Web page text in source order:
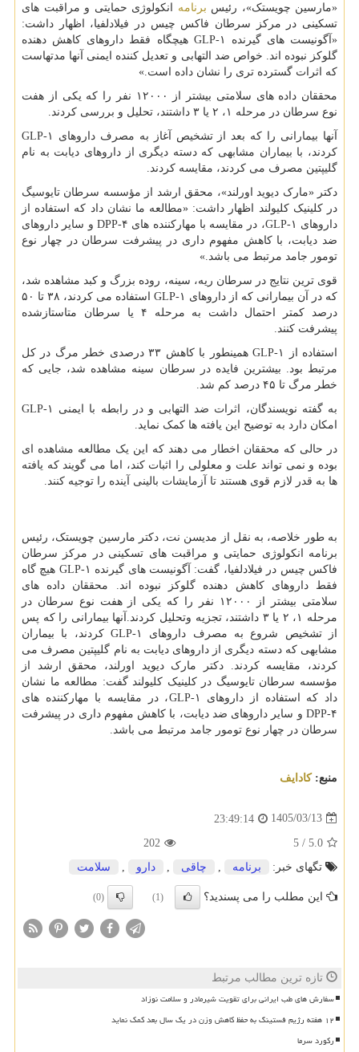
«مارسین چویستک»، رئیس برنامه انکولوژی حمایتی و مراقبت های
تسکینی در مرکز سرطان فاکس چیس در فیلادلفیا، اظهار داشت:
«آگونیست های گیرنده GLP-۱ هیچگاه فقط داروهای کاهش دهنده
گلوکز نبوده اند. خواص ضد التهابی و تعدیل کننده ایمنی آنها مدتهاست
که اثرات گسترده تری را نشان داده است.»
محققان داده های سلامتی بیشتر از ۱۲۰۰۰ نفر را که یکی از هفت
نوع سرطان در مرحله ۱، ۲ یا ۳ داشتند، تحلیل و بررسی کردند.
آنها بیمارانی را که بعد از تشخیص آغاز به مصرف داروهای GLP-۱
کردند، با بیماران مشابهی که دسته دیگری از داروهای دیابت به نام
گلیپتین مصرف می کردند، مقایسه کردند.
دکتر «مارک دیوید اورلند»، محقق ارشد از مؤسسه سرطان تایوسیگ
در کلینیک کلیولند اظهار داشت: «مطالعه ما نشان داد که استفاده از
داروهای GLP-۱، در مقایسه با مهارکننده های DPP-۴ و سایر داروهای
ضد دیابت، با کاهش مفهوم داری در پیشرفت سرطان در چهار نوع
تومور جامد مرتبط می باشد.»
قوی ترین نتایج در سرطان ریه، سینه، روده بزرگ و کبد مشاهده شد،
که در آن بیمارانی که از داروهای GLP-۱ استفاده می کردند، ۳۸ تا ۵۰
درصد کمتر احتمال داشت به مرحله ۴ یا سرطان متاستازشده
پیشرفت کنند.
استفاده از GLP-۱ همینطور با کاهش ۳۳ درصدی خطر مرگ در کل
مرتبط بود. بیشترین فایده در سرطان سینه مشاهده شد، جایی که
خطر مرگ تا ۴۵ درصد کم شد.
به گفته نویسندگان، اثرات ضد التهابی و در رابطه با ایمنی GLP-۱
امکان دارد به توضیح این یافته ها کمک نماید.
در حالی که محققان اخطار می دهند که این یک مطالعه مشاهده ای
بوده و نمی تواند علت و معلولی را اثبات کند، اما می گویند که یافته
ها به قدر لازم قوی هستند تا آزمایشات بالینی آینده را توجیه کنند.
به طور خلاصه، به نقل از مدیسن نت، دکتر مارسین چویستک، رئیس
برنامه انکولوژی حمایتی و مراقبت های تسکینی در مرکز سرطان
فاکس چیس در فیلادلفیا، گفت: آگونیست های گیرنده GLP-۱ هیچ گاه
فقط داروهای کاهش دهنده گلوکز نبوده اند. محققان داده های
سلامتی بیشتر از ۱۲۰۰۰ نفر را که یکی از هفت نوع سرطان در
مرحله ۱، ۲ یا ۳ داشتند، تجزیه وتحلیل کردند.آنها بیمارانی را که پس
از تشخیص شروع به مصرف داروهای GLP-۱ کردند، با بیماران
مشابهی که دسته دیگری از داروهای دیابت به نام گلیپتین مصرف می
کردند، مقایسه کردند. دکتر مارک دیوید اورلند، محقق ارشد از
مؤسسه سرطان تایوسیگ در کلینیک کلیولند گفت: مطالعه ما نشان
داد که استفاده از داروهای GLP-۱، در مقایسه با مهارکننده های
DPP-۴ و سایر داروهای ضد دیابت، با کاهش مفهوم داری در پیشرفت
سرطان در چهار نوع تومور جامد مرتبط می باشد.
منبع:كادایف
1405/03/13
23:49:14
5.0
/
5
202
تگهای خبر:
برنامه چاقی دارو سلامت
این مطلب را می پسندید؟ (1)
(0)
تازه ترین مطالب مرتبط
سفارش های طب ایرانی برای تقویت شیرمادر و سلامت نوزاد
۱۲ هفته رژیم فستینگ به حفظ کاهش وزن در یک سال بعد کمک نماید
رکورد سرما